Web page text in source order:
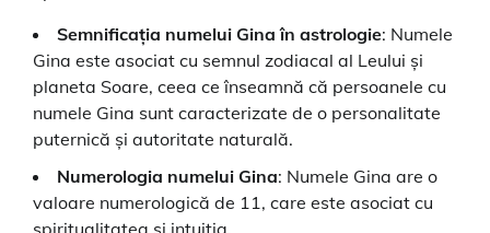
Semnificația numelui Gina în astrologie: Numele
Gina este asociat cu semnul zodiacal al Leului și
planeta Soare, ceea ce înseamnă că persoanele cu
numele Gina sunt caracterizate de o personalitate
puternică și autoritate naturală.
Numerologia numelui Gina: Numele Gina are o
valoare numerologică de 11, care este asociat cu
spiritualitatea și intuiția.